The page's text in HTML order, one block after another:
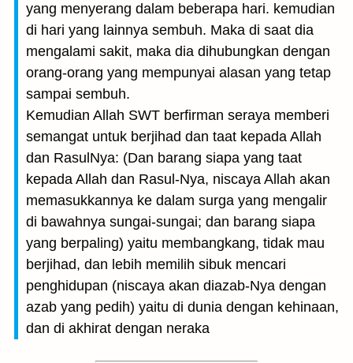
yang menyerang dalam beberapa hari. kemudian
di hari yang lainnya sembuh. Maka di saat dia
mengalami sakit, maka dia dihubungkan dengan
orang-orang yang mempunyai alasan yang tetap
sampai sembuh.
Kemudian Allah SWT berfirman seraya memberi
semangat untuk berjihad dan taat kepada Allah
dan RasulNya: (Dan barang siapa yang taat
kepada Allah dan Rasul-Nya, niscaya Allah akan
memasukkannya ke dalam surga yang mengalir
di bawahnya sungai-sungai; dan barang siapa
yang berpaling) yaitu membangkang, tidak mau
berjihad, dan lebih memilih sibuk mencari
penghidupan (niscaya akan diazab-Nya dengan
azab yang pedih) yaitu di dunia dengan kehinaan,
dan di akhirat dengan neraka